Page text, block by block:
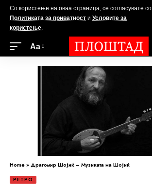
Со користење на оваа страница, се согласувате со
Политиката за приватност и Условите за
користење.
Аа
Home»Драгомир Шојиќ – Музиката на Шојиќ
РЕТРО